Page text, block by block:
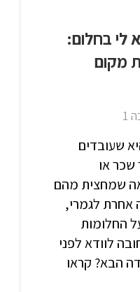
לי בחלום:
מקום
1
שעובדים
שכר או
שמחצית מהם
אחרת לגמרי,
החלומות
לוודא לפני
הבא? קראו